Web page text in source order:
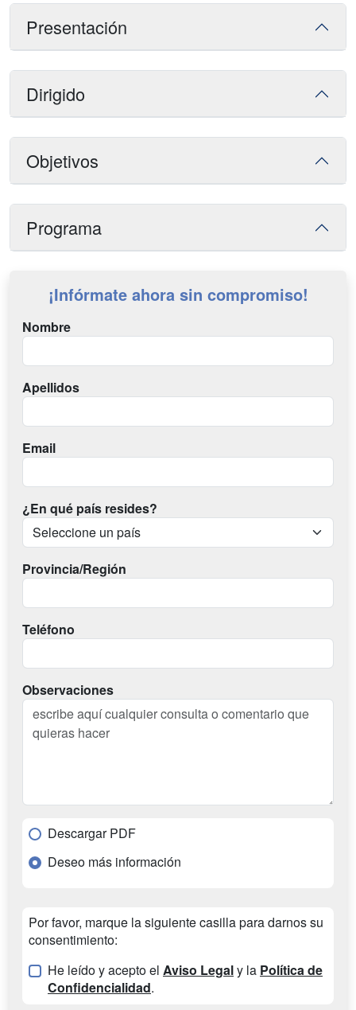
Presentación
Dirigido
Objetivos
Programa
¡Infórmate ahora sin compromiso!
Nombre
Apellidos
Email
¿En qué país resides?
Provincia/Región
Teléfono
Observaciones
Descargar PDF
Deseo más información
Por favor, marque la siguiente casilla para darnos su
consentimiento:
He leído y acepto el Aviso Legaly la Política de
Confidencialidad.